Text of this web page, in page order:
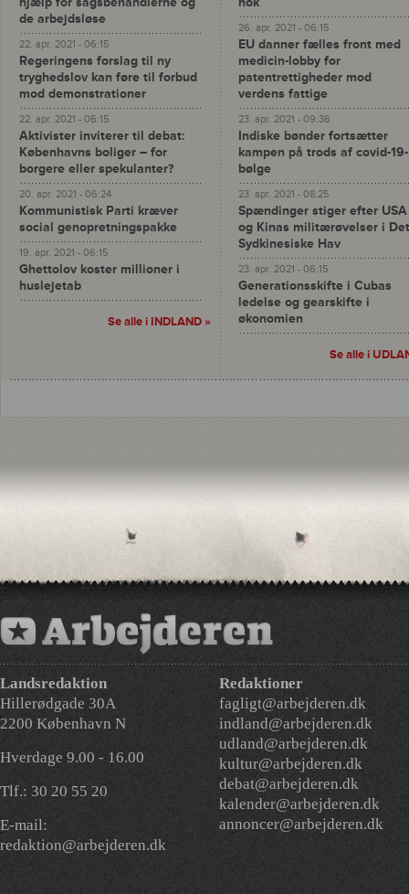
de arbejdsløse
22. apr. 2021 - 06:15
Regeringens forslag til ny
tryghedslov kan føre til forbud
mod demonstrationer
22. apr. 2021 - 06:15
Aktivister inviterer til debat:
Københavns boliger – for
borgere eller spekulanter?
20. apr. 2021 - 06:24
Kommunistisk Parti kræver
social genopretningspakke
19. apr. 2021 - 06:15
Ghettolov koster millioner i
huslejetab
Se alle i INDLAND »
26. apr. 2021 - 06:15
EU danner fælles front med
medicin-lobby for
patentrettigheder mod
verdens fattige
23. apr. 2021 - 09:36
Indiske bønder fortsætter
kampen på trods af covid-19-
bølge
23. apr. 2021 - 08:25
Spændinger stiger efter USA
og Kinas militærøvelser i Det
Sydkinesiske Hav
23. apr. 2021 - 06:15
Generationsskifte i Cubas
ledelse og gearskifte i
økonomien
Se alle i
Landsredaktion
Hillerødgade 30A
2200 København N
Hverdage 9.00 - 16.00
Tlf.: 30 20 55 20
E-mail:
redaktion@arbejderen.dk
Redaktioner
fagligt@arbejderen.dk
indland@arbejderen.dk
udland@arbejderen.dk
kultur@arbejderen.dk
debat@arbejderen.dk
kalender@arbejderen.dk
annoncer@arbejderen.dk